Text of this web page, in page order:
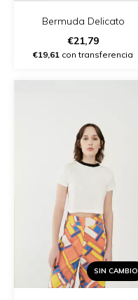
Bermuda Delicato
€21,79
€19,61 con transferencia
SIN CAMBIO